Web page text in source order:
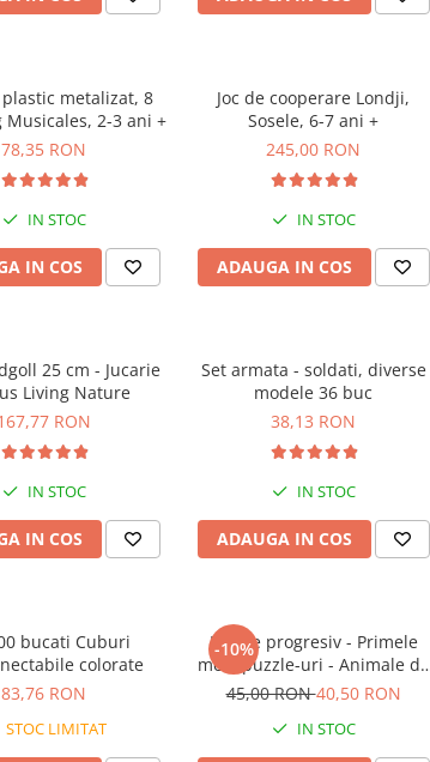
plastic metalizat, 8
Musicales, 2-3 ani +
78,35 RON
IN STOC
IN COS
Joc de cooperare Londji,
Sosele, 6-7 ani +
245,00 RON
IN STOC
ADAUGA IN COS
25 cm - Jucarie
Living Nature
RON
IN STOC
IN COS
Set armata - soldati, diverse
modele 36 buc
38,13 RON
IN STOC
ADAUGA IN COS
bucati Cuburi
colorate
83,76 RON
STOC LIMITAT
-10%
Puzzle progresiv - Primele
mele puzzle-uri - Animale de
fermă, 21 piese, 2 ani+, Apli
45,00 RON40,50 RON
IN STOC